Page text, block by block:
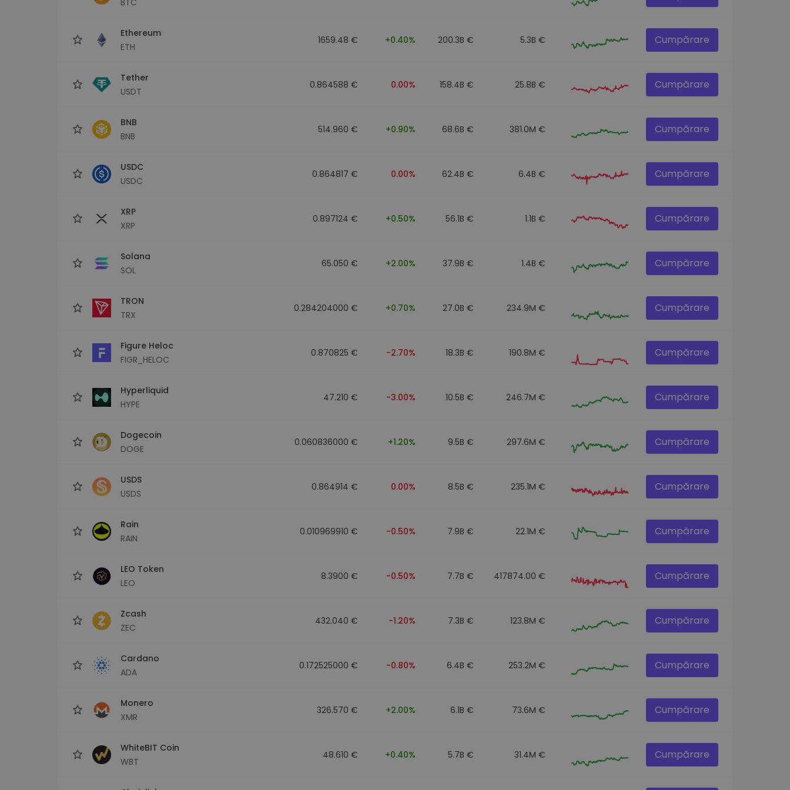
Ethereum
ETH
1659.48 € +0.40% 200.3B € 5.3B € Cumpărare
Tether
USDT
0.864588 € 0.00% 158.4B € 25.8B € Cumpărare
BNB
BNB
514.960 € +0.90% 68.6B € 381.0M € Cumpărare
USDC
USDC
0.864817 € 0.00% 62.4B € 6.4B € Cumpărare
XRP
XRP
0.897124 € +0.50% 56.1B € 1.1B € Cumpărare
Solana
SOL
65.050 € +2.00% 37.9B € 1.4B € Cumpărare
TRON
TRX
0.284204000 € +0.70% 27.0B € 234.9M € Cumpărare
Figure Heloc
FIGR_HELOC
0.870825 € -2.70% 18.3B € 190.8M € Cumpărare
Hyperliquid
HYPE
47.210 € -3.00% 10.5B € 246.7M € Cumpărare
Dogecoin
DOGE
0.060836000 € +1.20% 9.5B € 297.6M € Cumpărare
USDS
USDS
0.864914 € 0.00% 8.5B € 235.1M € Cumpărare
Rain
RAIN
0.010969910 € -0.50% 7.9B € 22.1M € Cumpărare
LEO Token
LEO
8.3900 € -0.50% 7.7B € 417874.00 € Cumpărare
Zcash
ZEC
432.040 € -1.20% 7.3B € 123.8M € Cumpărare
Cardano
ADA
0.172525000 € -0.80% 6.4B € 253.2M € Cumpărare
Monero
XMR
326.570 € +2.00% 6.1B € 73.6M € Cumpărare
WhiteBIT Coin
WBT
48.610 € +0.40% 5.7B € 31.4M € Cumpărare